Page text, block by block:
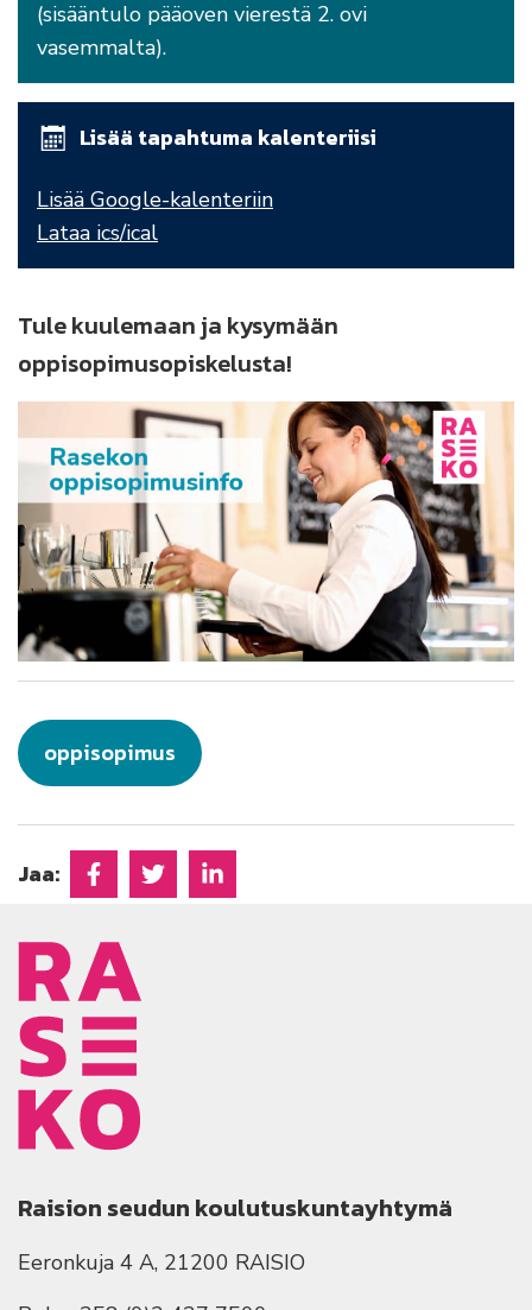
(sisääntulo pääoven vierestä 2. ovi
vasemmalta).
Lisää tapahtuma kalenteriisi
Lisää Google-kalenteriin
Lataa ics/ical
Tule kuulemaan ja kysymään
oppisopimusopiskelusta!
oppisopimus
Jaa: Jaa Facebookissa
Jaa Twitterissä
Jaa Linkedinissä
Raision seudun koulutuskuntayhtymä
Eeronkuja 4 A, 21200 RAISIO